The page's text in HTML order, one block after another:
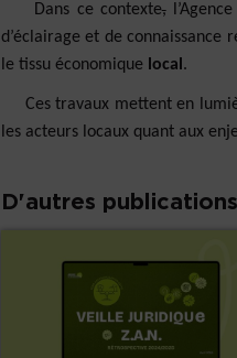
Dans ce contexte,
d’éclairage et de connaissance
le tissu économique local .
Ces travaux mettent en
les acteurs locaux quant aux
D'autres